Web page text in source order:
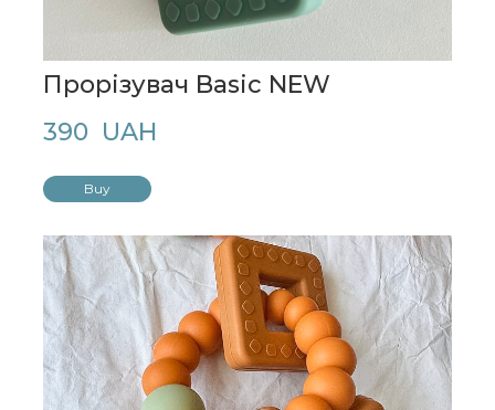
Прорізувач Basic NEW
390  UAH
Buy